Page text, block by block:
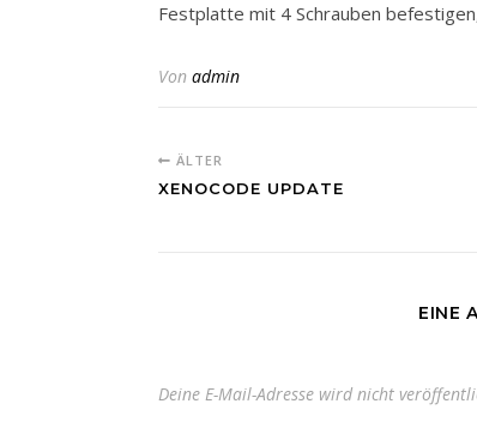
Festplatte mit 4 Schrauben
Von admin
ÄLTER
XENOCODE UPDATE
EINE
Deine E-Mail-Adresse wird nicht